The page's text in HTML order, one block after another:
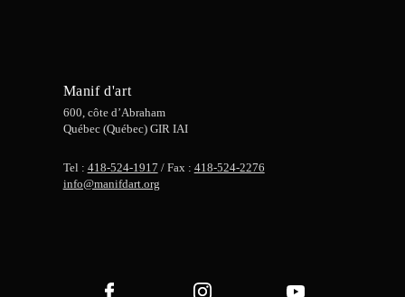
Manif d'art
600, côte d’Abraham
Québec (Québec) GIR IAI
Tel : 418-524-1917 / Fax : 418-524-2276
info@manifdart.org